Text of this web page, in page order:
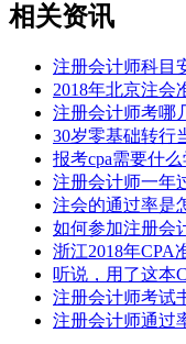
相关资讯
注册会计师科目
2018年北京注会
注册会计师考哪
30岁零基础转行
报考cpa需要什
注册会计师一年
注会的通过率是
如何参加注册会
浙江2018年CPA
听说，用了这本
注册会计师考试
注册会计师通过